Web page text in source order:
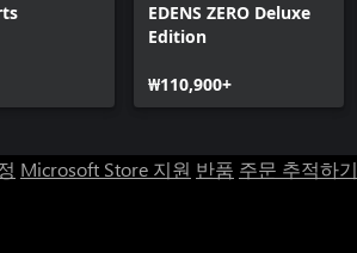
EDENS ZERO Deluxe
Edition
₩110,900+
Microsoft Store 지원 반품 주문 추적하기